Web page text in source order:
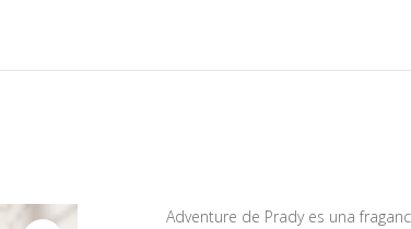
Adventure de Prady es una